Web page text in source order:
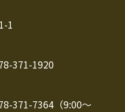
1
371-1920
371-7364（9:00～